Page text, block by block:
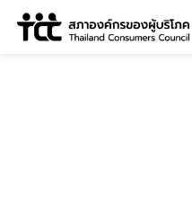
Skip